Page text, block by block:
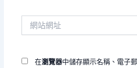
在瀏覽器中儲存顯示名稱、電子